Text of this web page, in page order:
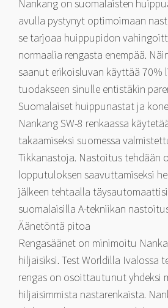
Nankang on suomalaisten
avulla pystynyt optimoimaan
se tarjoaa huippupidon
normaalia rengasta enempää.
saanut erikoisluvan käyttää 70%
tuodakseen sinulle entistäkin
Suomalaiset huippunastat ja
Nankang SW-8 renkaassa
takaamiseksi suomessa
Tikkanastoja. Nastoitus tehdään
lopputuloksen saavuttamiseksi
jälkeen tehtaalla
suomalaisilla A-tekniikan
Äänetöntä pitoa
Rengasäänet on minimoitu
hiljaisiksi. Test Worldilla Ivalossa
rengas on osoittautunut yhdeksi
hiljaisimmista nastarenkaista.